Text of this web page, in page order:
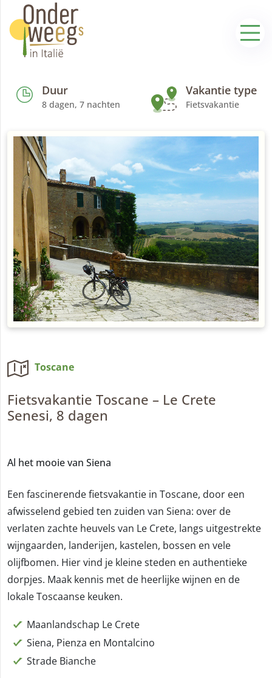
Duur
8 dagen, 7 nachten
Vakantie type
Fietsvakantie
Toscane
Fietsvakantie Toscane – Le Crete
Senesi, 8 dagen
Al het mooie van Siena
Een fascinerende fietsvakantie in Toscane, door een
afwisselend gebied ten zuiden van Siena: over de
verlaten zachte heuvels van Le Crete, langs uitgestrekte
wijngaarden, landerijen, kastelen, bossen en vele
olijfbomen. Hier vind je kleine steden en authentieke
dorpjes. Maak kennis met de heerlijke wijnen en de
lokale Toscaanse keuken.
Maanlandschap Le Crete
Siena, Pienza en Montalcino
Strade Bianche